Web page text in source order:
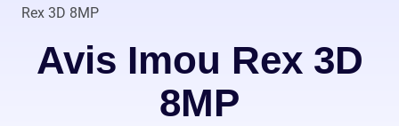
Rex 3D 8MP
Avis Imou Rex 3D
8MP